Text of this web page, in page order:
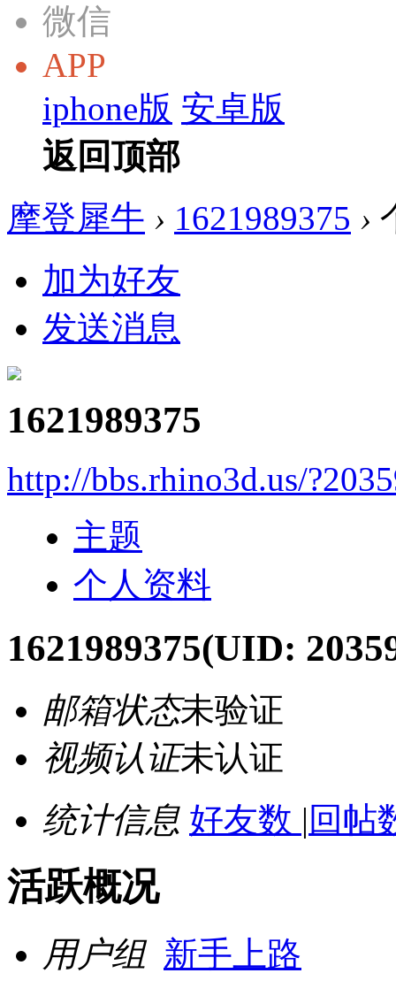
微信
APP
iphone版 安卓版
返回顶部
摩登犀牛 › 1621989375 ›
加为好友
发送消息
1621989375
http://bbs.rhino3d.us/
主题
个人资料
1621989375(UID:
邮箱状态未验证
视频认证未认证
统计信息 好友数 | 回帖
活跃概况
用户组 新手上路